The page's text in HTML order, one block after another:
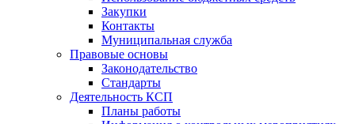
Закупки
Контакты
Муниципальная служба
Правовые основы
Законодательство
Стандарты
Деятельность КСП
Планы работы